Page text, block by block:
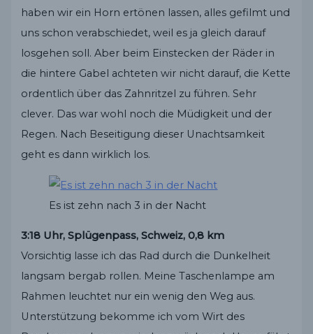
haben wir ein Horn ertönen lassen, alles gefilmt und
uns schon verabschiedet, weil es ja gleich darauf
losgehen soll. Aber beim Einstecken der Räder in
die hintere Gabel achteten wir nicht darauf, die Kette
ordentlich über das Zahnritzel zu führen. Sehr
clever. Das war wohl noch die Müdigkeit und der
Regen. Nach Beseitigung dieser Unachtsamkeit
geht es dann wirklich los.
Es ist zehn nach 3 in der Nacht
3:18 Uhr, Splügenpass, Schweiz, 0,8 km
Vorsichtig lasse ich das Rad durch die Dunkelheit
langsam bergab rollen. Meine Taschenlampe am
Rahmen leuchtet nur ein wenig den Weg aus.
Unterstützung bekomme ich vom Wirt des